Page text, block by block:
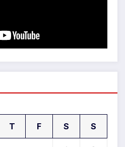
T F S S